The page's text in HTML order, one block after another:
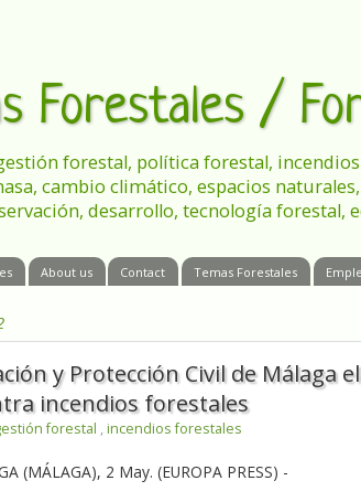
Forestales /
forestal, política forestal,
cambio climático, espacios
desarrollo, tecnología
About us Contact Temas Forestales
y Protección Civil de Málaga
incendios forestales
forestal , incendios forestales
(MÁLAGA), 2 May. (EUROPA PRESS) -